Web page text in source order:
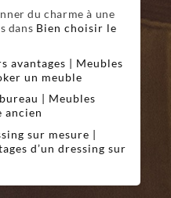
du charme à une
dans Bien choisir le
avantages | Meubles
un meuble
| Meubles
ancien
sur mesure |
d’un dressing sur